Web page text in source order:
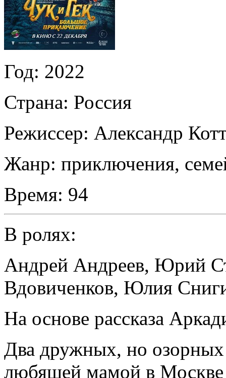
Год: 2022
Страна: Россия
Режиссер: Александр
Жанр: приключения,
Время: 94
В ролях:
Андрей Андреев, Юрий
Вдовиченков, Юлия
На основе рассказа
Два дружных, но
любящей мамой в Москве